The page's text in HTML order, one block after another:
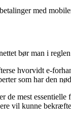
med
bør man i
hvorvidt e-
som har den
mest
vil kunne